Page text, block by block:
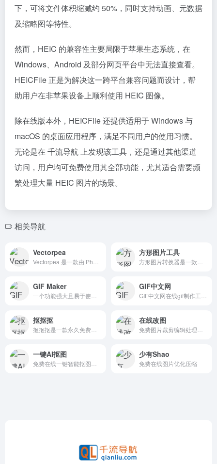
下，可将文件体积缩减约 50%，同时支持动画、元数据
及缩略图等特性。
然而，HEIC 的兼容性主要局限于苹果生态系统，在
Windows、Android 及部分网页平台中无法直接查看。
HEICFile 正是为解决这一跨平台兼容问题而设计，帮
助用户在非苹果设备上顺利使用 HEIC 图像。
除在线版本外，HEICFile 还提供适用于 Windows 与
macOS 的桌面应用程序，满足不同用户的使用习惯。
无论是在 千流导航 上发现该工具，还是通过其他渠道
访问，用户均可免费使用其全部功能，尤其适合需要频
繁处理大量 HEIC 图片的场景。
相关导航
Vectorpea 方形图片工具
GIF Maker GIF中文网
抠抠抠 在线改图
一键AI抠图 少有Shao
免费在线图片优化压缩